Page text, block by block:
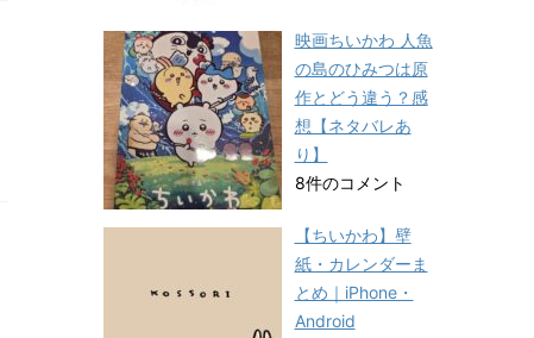
映画ちいかわ 人魚
の島のひみつは原
作とどう違う？感
想【ネタバレあ
り】
8件のコメント
【ちいかわ】壁
紙・カレンダーま
とめ｜iPhone・
Android